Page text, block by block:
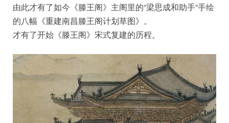
由此才有了如今《滕王阁》主阁里的“梁思成和助手“手绘
的八幅《重建南昌滕王阁计划草图》。
才有了开始《滕王阁》宋式复建的历程。